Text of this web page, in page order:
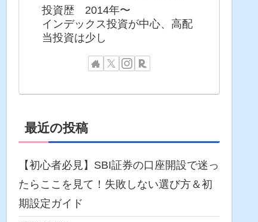
投資歴 2014年〜
インデックス投資が中心、高配
当投資は少し
最近の投稿
【初心者必見】SBI証券の口座開設で迷っ
たらここを見て！失敗しない選び方＆初
期設定ガイド